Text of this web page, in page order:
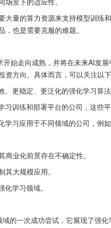
大量的算力资源来支持模型训练
也是需要克服的难题。
始走向成熟，并将在未来AI发
方向。具体而言，可以关注以
、更稳定、更泛化的强化学习算法
习训练和部署平台的公司，这些
学习应用于不同领域的公司，例如
业化前景存在不确定性。
大规模应用。
学习领域。
的一次成功尝试，它展现了强